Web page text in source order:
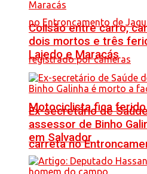
Motociclista fica
carreta no
Colisão entre carro,
dois mortos e três
Lajedo e Maracás
Ex-secretário de
assessor de Binho
em Salvador